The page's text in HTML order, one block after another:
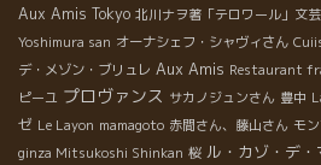
Aux Amis Tokyo 北川ナヲ著「テロワール」文
Yoshimura san オーナシェフ・シャヴィさん
デ・メゾン・ブリュレ Aux Amis Restaurant
ピーユ プロヴァンス サカノジュンさん 豊中
ゼ Le Layon mamagoto 赤間さん、藤山さん モ
ginza Mitsukoshi Shinkan 桜 ル・カゾ・デ・